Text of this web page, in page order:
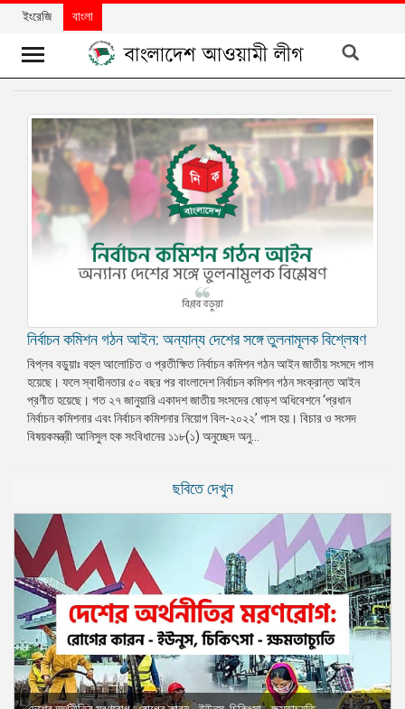
দলের
বিশেষ
নিবন্ধ
উন্নয়নের
বাংলাদেশ
নিউজলেটার
প্রেস
রিলিজ
গ্যালারি
বিএনপি-
জামায়াত
সহিংসতা
সংগঠন
নির্বাচনী
ইশতেহার
ইংরেজি বাংলা
নির্বাচন কমিশন গঠন আইন: অন্যান্য দেশের সঙ্গে তুলনামূলক বিশ্লেষণ
বিপ্লব বড়ুয়াঃ বহুল আলোচিত ও প্রতীক্ষিত নির্বাচন কমিশন গঠন আইন জাতীয় সংসদে পাস
হয়েছে। ফলে স্বাধীনতার ৫০ বছর পর বাংলাদেশ নির্বাচন কমিশন গঠন সংক্রান্ত আইন
প্রণীত হয়েছে। গত ২৭ জানুয়ারি একাদশ জাতীয় সংসদের ষোড়শ অধিবেশনে ‘প্রধান
নির্বাচন কমিশনার এবং নির্বাচন কমিশনার নিয়োগ বিল-২০২২’ পাস হয়। বিচার ও সংসদ
বিষয়কমন্ত্রী আনিসুল হক সংবিধানের ১১৮(১) অনুচ্ছেদ অনু...
ছবিতে দেখুন